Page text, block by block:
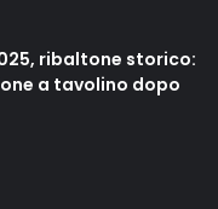
ribaltone storico:
a tavolino dopo